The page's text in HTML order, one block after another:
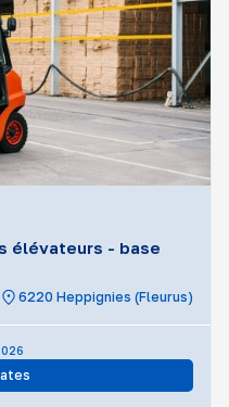
élévateurs - base
6220 Heppignies (Fleurus)